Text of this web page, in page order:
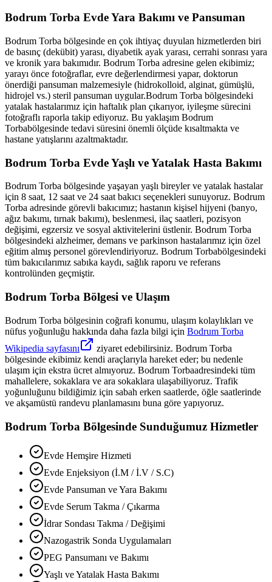
Bodrum Torba Evde Yara Bakımı ve Pansuman
Bodrum Torba bölgesinde en çok ihtiyaç duyulan hizmetlerden biri
de basınç (dekübit) yarası, diyabetik ayak yarası, cerrahi sonrası yara
ve kronik yara bakımıdır. Bodrum Torba adresine gelen ekibimiz;
yarayı önce fotoğraflar, evre değerlendirmesi yapar, doktorun
önerdiği pansuman malzemesiyle (hidrokolloid, alginat, gümüşlü,
hidrojel vs.) steril pansuman uygular.Bodrum Torba bölgesindeki
yatalak hastalarımız için haftalık plan çıkarıyor, iyileşme sürecini
fotoğraflı raporla takip ediyoruz. Bu yaklaşım Bodrum
Torbabölgesinde tedavi süresini önemli ölçüde kısaltmakta ve
hastane yatışlarını azaltmaktadır.
Bodrum Torba Evde Yaşlı ve Yatalak Hasta Bakımı
Bodrum Torba bölgesinde yaşayan yaşlı bireyler ve yatalak hastalar
için 8 saat, 12 saat ve 24 saat bakıcı seçenekleri sunuyoruz. Bodrum
Torba adresinde görevli bakıcımız; hastanın kişisel hijyeni (banyo,
ağız bakımı, tırnak bakımı), beslenmesi, ilaç saatleri, pozisyon
değişimi, egzersiz ve sosyal aktivitelerini üstlenir. Bodrum Torba
bölgesindeki alzheimer, demans ve parkinson hastalarımız için özel
eğitim almış personel görevlendiriyoruz. Bodrum Torbabölgesindeki
tüm bakıcılarımız sabıka kaydı, sağlık raporu ve referans
kontrolünden geçmiştir.
Bodrum Torba Bölgesi ve Ulaşım
Bodrum Torba bölgesinin coğrafi konumu, ulaşım kolaylıkları ve
nüfus yoğunluğu hakkında daha fazla bilgi için Bodrum Torba
Wikipedia sayfasını
ziyaret edebilirsiniz. Bodrum Torba
bölgesinde ekibimiz kendi araçlarıyla hareket eder; bu nedenle
ulaşım için ekstra ücret almıyoruz. Bodrum Torbaadresindeki tüm
mahallelere, sokaklara ve ara sokaklara ulaşabiliyoruz. Trafik
yoğunluğunu bildiğimiz için sabah erken saatlerde, öğle saatlerinde
ve akşamüstü randevu planlamasını buna göre yapıyoruz.
Bodrum Torba Bölgesinde Sunduğumuz Hizmetler
Evde Hemşire Hizmeti
Evde Enjeksiyon (İ.M / İ.V / S.C)
Evde Pansuman ve Yara Bakımı
Evde Serum Takma / Çıkarma
İdrar Sondası Takma / Değişimi
Nazogastrik Sonda Uygulamaları
PEG Pansumanı ve Bakımı
Yaşlı ve Yatalak Hasta Bakımı